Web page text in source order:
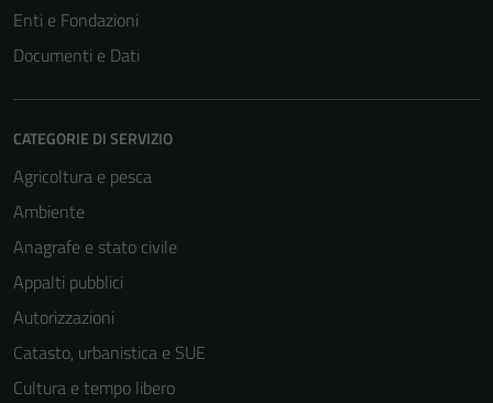
Enti e Fondazioni
Documenti e Dati
CATEGORIE DI SERVIZIO
Agricoltura e pesca
Ambiente
Anagrafe e stato civile
Appalti pubblici
Autorizzazioni
Catasto, urbanistica e SUE
Cultura e tempo libero